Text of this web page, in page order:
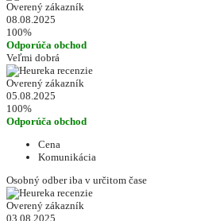
Overený zákazník
08.08.2025
100%
Odporúča obchod
Veľmi dobrá
Overený zákazník
05.08.2025
100%
Odporúča obchod
Cena
Komunikácia
Osobný odber iba v určitom čase
Overený zákazník
03.08.2025